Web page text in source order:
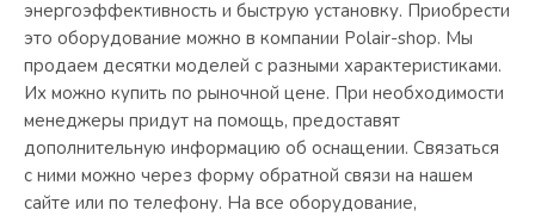
энергоэффективность и быструю установку. Приобрести
это оборудование можно в компании Polair-shop. Мы
продаем десятки моделей с разными характеристиками.
Их можно купить по рыночной цене. При необходимости
менеджеры придут на помощь, предоставят
дополнительную информацию об оснащении. Связаться
с ними можно через форму обратной связи на нашем
сайте или по телефону. На все оборудование,